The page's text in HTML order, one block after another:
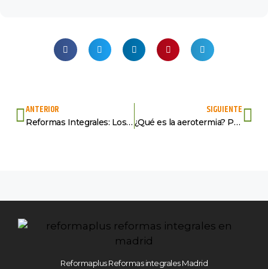
ANTERIOR
Reformas Integrales: Los Colores de Moda para reformas
SIGUIENTE
¿Qué es la aerotermia? Precio de su instalación en 2024
Reformaplus Reformas integrales Madrid